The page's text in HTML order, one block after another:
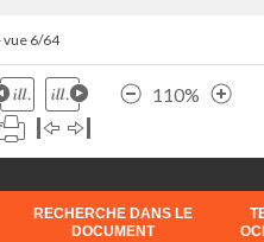
vue 6/64
110%
RECHERCHE DANS LE
DOCUMENT